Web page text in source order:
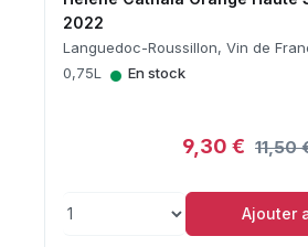
2022
Languedoc-Roussillon, Vin de
0,75L
• En stock
9,30 € 11,50
Ajouter